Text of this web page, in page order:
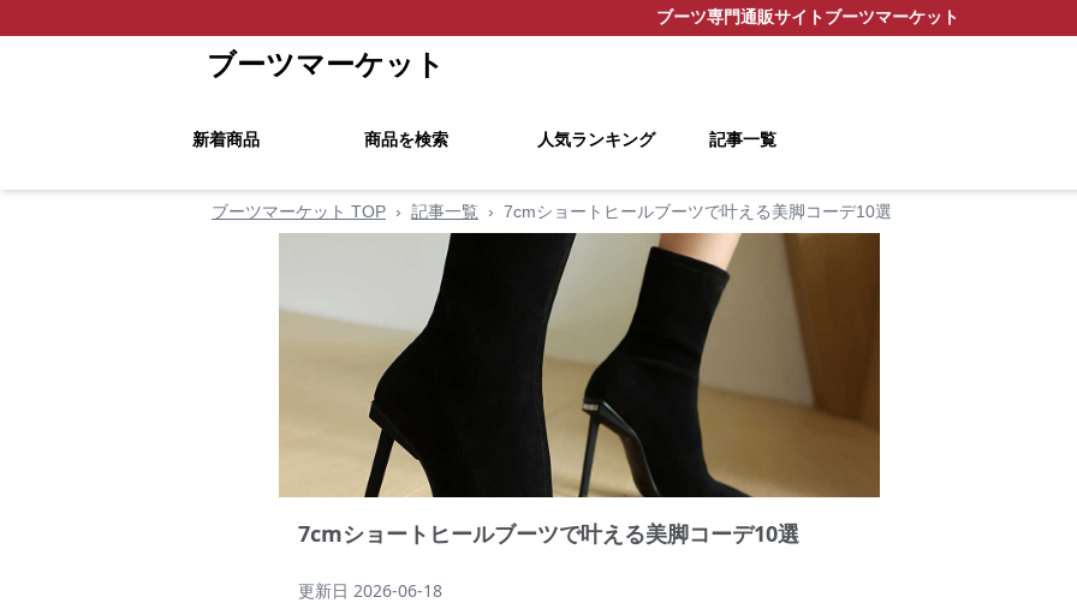
ブーツ専門通販サイトブーツマーケット
ブーツマーケット
新着商品 商品を検索 人気ランキング 記事一覧
ブーツマーケット TOP › 記事一覧 › 7cmショートヒールブーツで叶える美脚コーデ10選
7cmショートヒールブーツで叶える美脚コーデ10選
更新日 2026-06-18